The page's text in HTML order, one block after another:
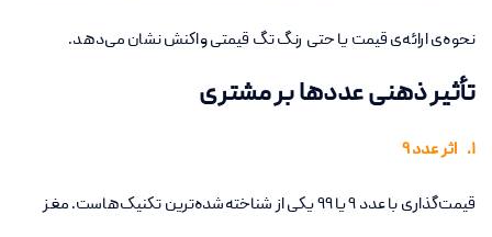
نحوه‌ی ارائه‌ی قیمت یا حتی رنگ تگ قیمتی واکنش نشان می‌دهد.
تأثیر ذهنی عددها بر مشتری
1. اثر عدد ۹
قیمت‌گذاری با عدد ۹ یا ۹۹ یکی از شناخته‌شده‌ترین تکنیک‌هاست. مغز